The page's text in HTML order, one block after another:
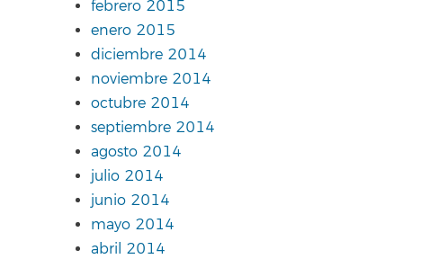
febrero 2015
enero 2015
diciembre 2014
noviembre 2014
octubre 2014
septiembre 2014
agosto 2014
julio 2014
junio 2014
mayo 2014
abril 2014